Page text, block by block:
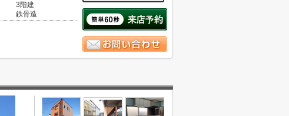
3階建
鉄骨造